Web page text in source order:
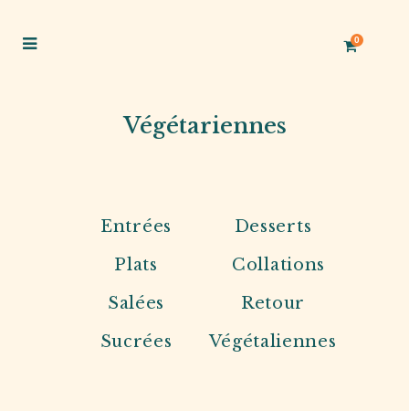
0
Végétariennes
Entrées
Plats
Desserts
Collations
Salées
Sucrées
Retour
Végétaliennes